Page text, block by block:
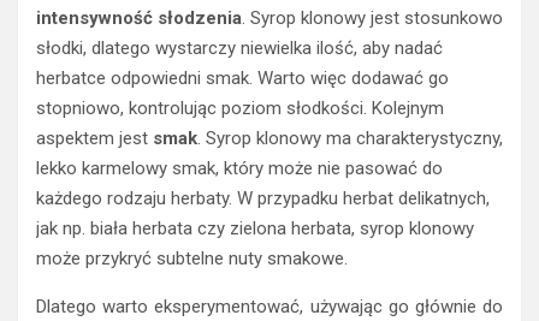
intensywność słodzenia. Syrop klonowy jest stosunkowo
słodki, dlatego wystarczy niewielka ilość, aby nadać
herbatce odpowiedni smak. Warto więc dodawać go
stopniowo, kontrolując poziom słodkości. Kolejnym
aspektem jest smak. Syrop klonowy ma charakterystyczny,
lekko karmelowy smak, który może nie pasować do
każdego rodzaju herbaty. W przypadku herbat delikatnych,
jak np. biała herbata czy zielona herbata, syrop klonowy
może przykryć subtelne nuty smakowe.
Dlatego warto eksperymentować, używając go głównie do